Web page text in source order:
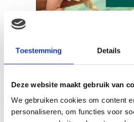
Toestemming Details
Deze website maakt gebruik van
We gebruiken cookies om content
personaliseren, om functies voor
“Voor je het
moment voorbij
moment krijg